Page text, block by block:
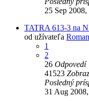
25 Sep 2008,
TATRA 613-3 na
od užívateľa
1
2
26 Odpovedí
41523
Posledný
31 Aug